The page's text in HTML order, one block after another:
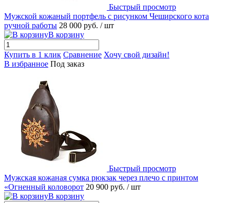
Быстрый просмотр
Мужской кожаный портфель с рисунком Чеширского кота
ручной работы 28 000 руб. / шт
В корзину
Купить в 1 клик Сравнение Хочу свой дизайн!
В избранное Под заказ
Быстрый просмотр
Мужская кожаная сумка рюкзак через плечо с принтом
«Огненный коловорот 20 900 руб. / шт
В корзину